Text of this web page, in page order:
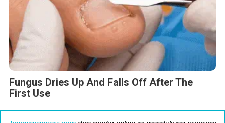
Fungus Dries Up And Falls Off After The
First Use